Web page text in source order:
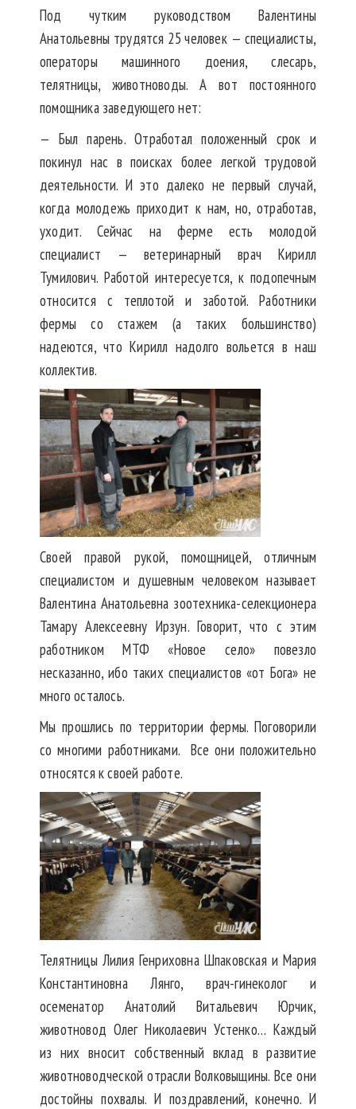
Под чутким руководством Валентины
Анатольевны трудятся 25 человек — специалисты,
операторы машинного доения, слесарь,
телятницы, животноводы. А вот постоянного
помощника заведующего нет:
— Был парень. Отработал положенный срок и
покинул нас в поисках более легкой трудовой
деятельности. И это далеко не первый случай,
когда молодежь приходит к нам, но, отработав,
уходит. Сейчас на ферме есть молодой
специалист — ветеринарный врач Кирилл
Тумилович. Работой интересуется, к подопечным
относится с теплотой и заботой. Работники
фермы со стажем (а таких большинство)
надеются, что Кирилл надолго вольется в наш
коллектив.
Своей правой рукой, помощницей, отличным
специалистом и душевным человеком называет
Валентина Анатольевна зоотехника-селекционера
Тамару Алексеевну Ирзун. Говорит, что с этим
работником МТФ «Новое село» повезло
несказанно, ибо таких специалистов «от Бога» не
много осталось.
Мы прошлись по территории фермы. Поговорили
со многими работниками. Все они положительно
относятся к своей работе.
Телятницы Лилия Генриховна Шпаковская и Мария
Константиновна Лянго, врач-гинеколог и
осеменатор Анатолий Витальевич Юрчик,
животновод Олег Николаевич Устенко… Каждый
из них вносит собственный вклад в развитие
животноводческой отрасли Волковыщины. Все они
достойны похвалы. И поздравлений, конечно. И